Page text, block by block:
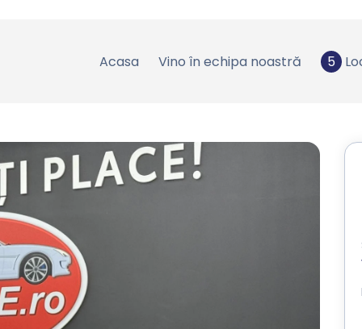
Acasa Vino în echipa noastră 5